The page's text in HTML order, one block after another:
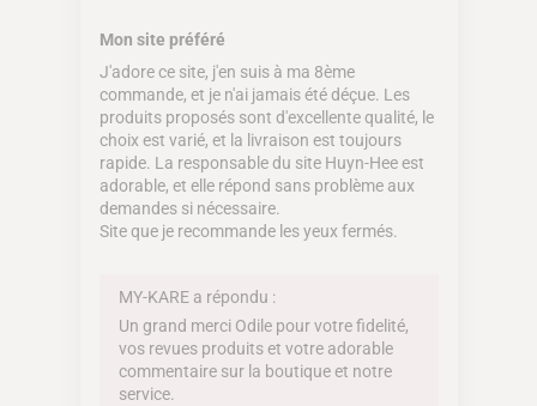
Mon site préféré
J'adore ce site, j'en suis à ma 8ème
commande, et je n'ai jamais été déçue. Les
produits proposés sont d'excellente qualité, le
choix est varié, et la livraison est toujours
rapide. La responsable du site Huyn-Hee est
adorable, et elle répond sans problème aux
demandes si nécessaire.
Site que je recommande les yeux fermés.
MY-KARE a répondu :
Un grand merci Odile pour votre fidelité,
vos revues produits et votre adorable
commentaire sur la boutique et notre
service.